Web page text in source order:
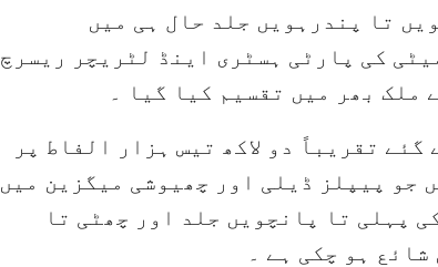
تا پندرہویں جلد حال ہی میں
کی پارٹی ہسٹری اینڈ لٹریچر ریسرچ
ملک بھر میں تقسیم کیا گیا ۔
سے اب تک لکھے گئے تقریباً دو لاکھ تیس ہزار الفاط پر
ہیں جو پیپلز ڈیلی اور چھیوشی میگزین میں
پہلی تا پانچویں جلد اور چھٹی تا